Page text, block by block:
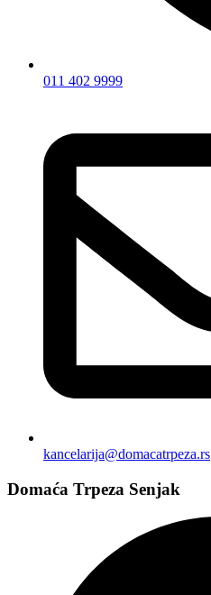
011 402 9999
kancelarija@domacatrpeza.rs
Domaća Trpeza Senjak